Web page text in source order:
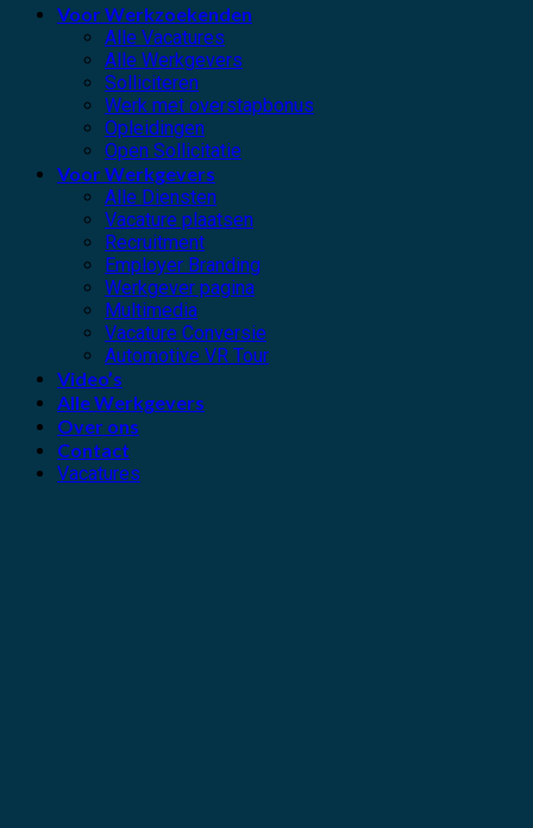
Voor Werkzoekenden
Alle Vacatures
Alle Werkgevers
Solliciteren
Werk met overstapbonus
Opleidingen
Open Sollicitatie
Voor Werkgevers
Alle Diensten
Vacature plaatsen
Recruitment
Employer Branding
Werkgever pagina
Multimedia
Vacature Conversie
Automotive VR Tour
Video’s
Alle Werkgevers
Over ons
Contact
Vacatures